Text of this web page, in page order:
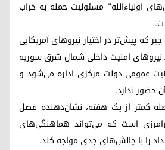
اولیاءالله" مسئولیت حمله به خراب
که پیش‌تر در اختیار نیروهای آمریکایی
امنیت داخلی شمال شرق سوریه
عمومی دولت مرکزی اداره می‌شود و
حضور ندارد.
کمتر از یک هفته، نشان‌دهنده فصل
است که می‌تواند هماهنگی‌های
را با چالش‌های جدی مواجه کند.